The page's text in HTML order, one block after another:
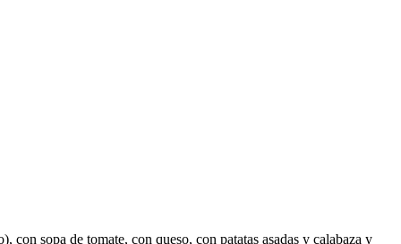
sopa de tomate, con queso, con patatas asadas y calabaza y